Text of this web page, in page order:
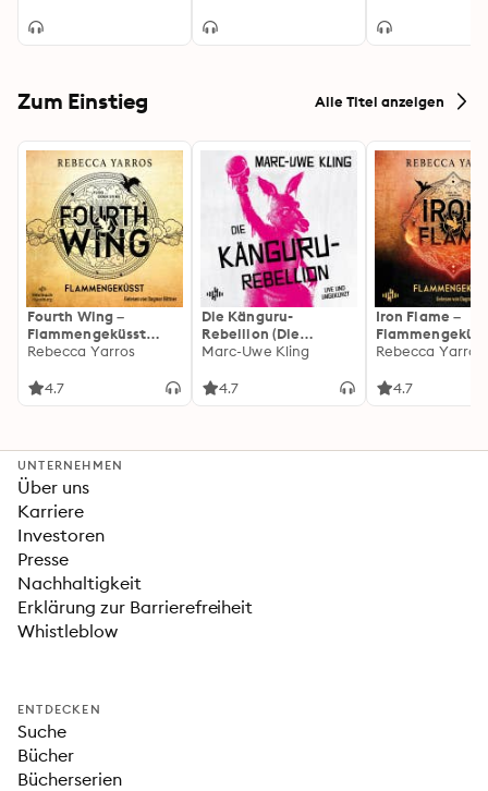
Zum Einstieg Alle Titel anzeigen
Fourth Wing –
Flammengeküsst
(Flammengeküsst-
Rebecca Yarros
4.7
Die Känguru-
Rebellion (Die
Känguru-Werke 5)
Marc-Uwe Kling
4.7
Iron Flame –
heißersehnte
Rebecca Yarros
4.7
UNTERNEHMEN
Über uns
Karriere
Investoren
Presse
Nachhaltigkeit
Erklärung zur Barrierefreiheit
Whistleblow
ENTDECKEN
Suche
Bücher
Bücherserien